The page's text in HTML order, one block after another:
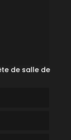
de salle de